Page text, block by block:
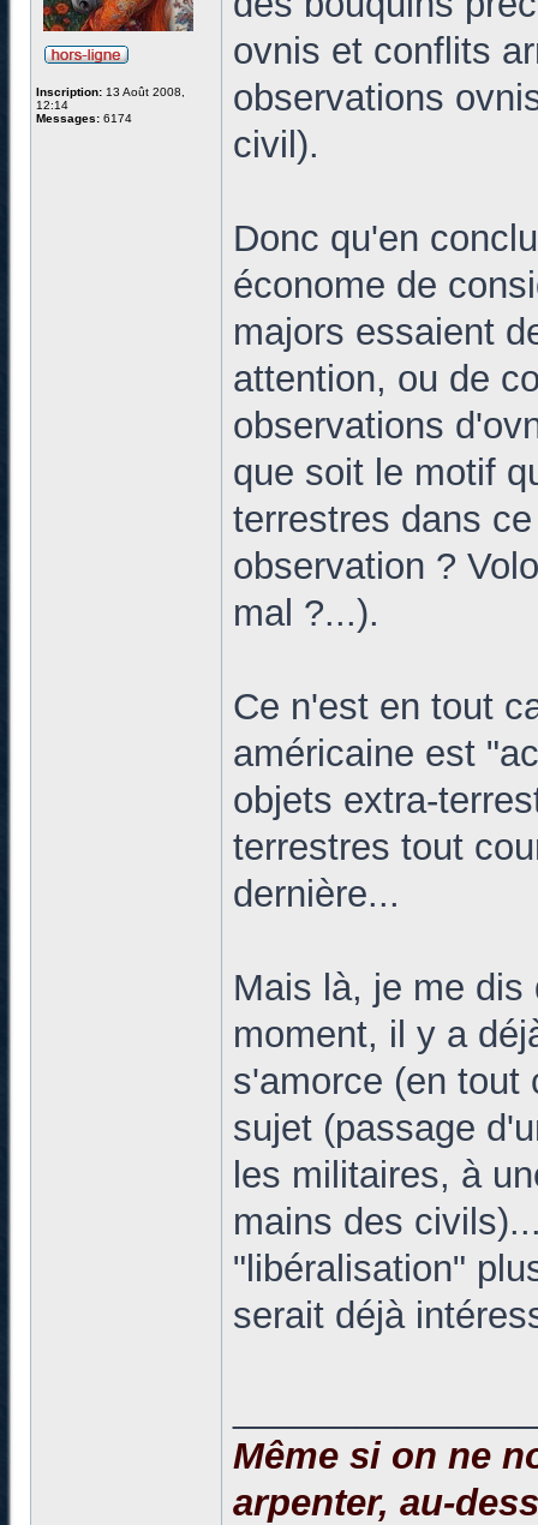
Inscription: 13 Août 2008,
12:14
Messages: 6174
ovnis et conflits
observations
civil).
Donc qu'en
économe de
majors essaient
attention, ou de
observations
que soit le motif
terrestres dans
observation ?
mal ?...).
Ce n'est en tout
américaine est
objets extra-
terrestres tout
dernière...
Mais là, je me
moment, il y a
s'amorce (en tout
sujet (passage
les militaires, à
mains des
"libéralisation"
serait déjà
Même si on ne
arpenter, au-